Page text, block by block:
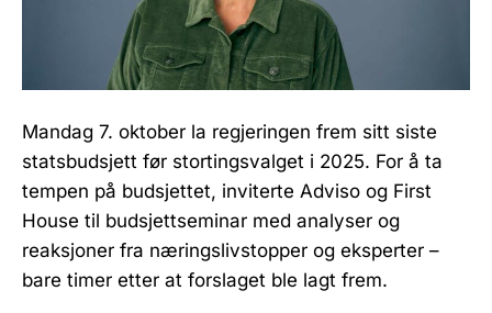
Mandag 7. oktober la regjeringen frem sitt siste
statsbudsjett før stortingsvalget i 2025. For å ta
tempen på budsjettet, inviterte Adviso og First
House til budsjettseminar med analyser og
reaksjoner fra næringslivstopper og eksperter –
bare timer etter at forslaget ble lagt frem.